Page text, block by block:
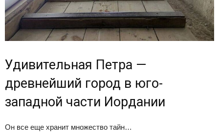
Удивительная Петра —
древнейший город в юго-
западной части Иордании
Он все еще хранит множество тайн…